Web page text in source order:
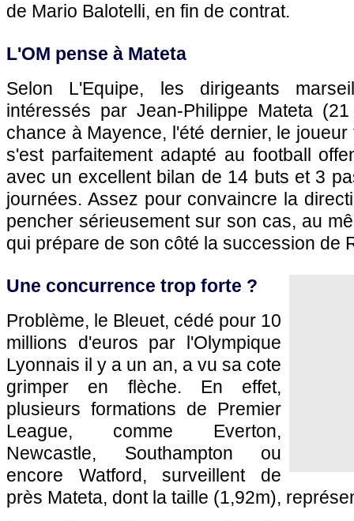
de Mario Balotelli, en fin de contrat.
L'OM pense à Mateta
Selon L'Equipe, les dirigeants
intéressés par Jean-Philippe Mateta
chance à Mayence, l'été dernier, le
s'est parfaitement adapté au football
avec un excellent bilan de 14 buts et 3
journées. Assez pour convaincre la
pencher sérieusement sur son cas, au
qui prépare de son côté la succession de
Une concurrence trop forte ?
Problème, le Bleuet, cédé pour 10
millions d'euros par l'Olympique
Lyonnais il y a un an, a vu sa cote
grimper en flèche. En effet,
plusieurs formations de Premier
League, comme Everton,
Newcastle, Southampton ou
encore Watford, surveillent de
près Mateta, dont la taille (1,92m),